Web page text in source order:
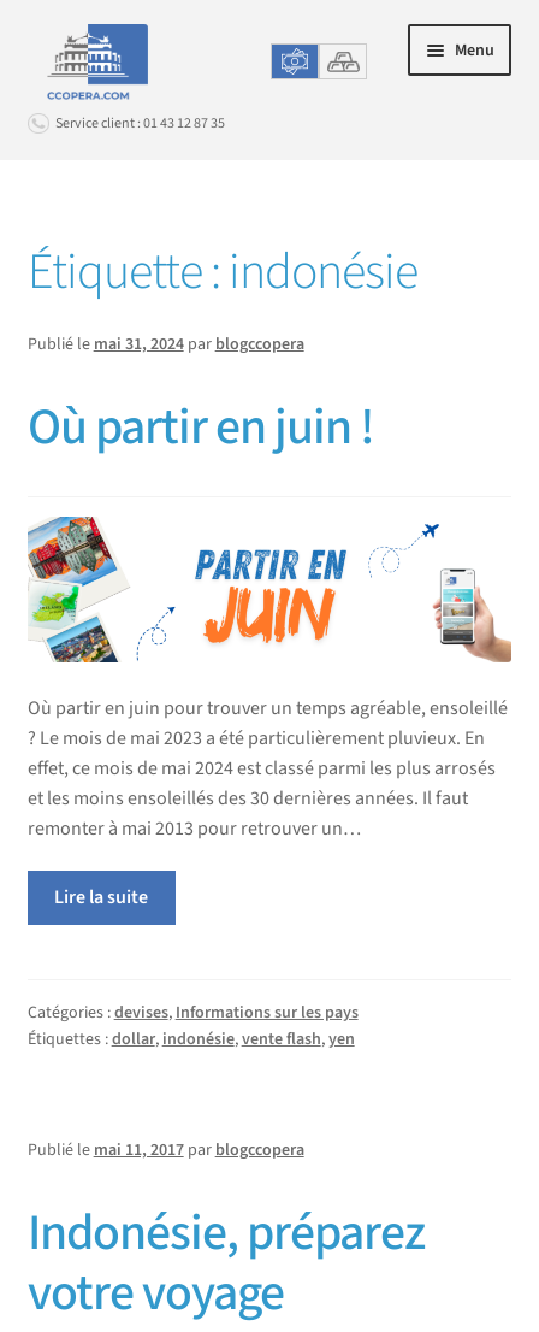
navigation
contenu
Service client : 01 43 12 87 35
Menu
ACHAT EN LIGNE
SERVICE CLIENT
Étiquette :indonésie
Publié lemai 31, 2024 parblogccopera
Où partir en juin !
Où partir en juin pour trouver un temps agréable, ensoleillé
? Le mois de mai 2023 a été particulièrement pluvieux. En
effet, ce mois de mai 2024 est classé parmi les plus arrosés
et les moins ensoleillés des 30 dernières années. Il faut
remonter à mai 2013 pour retrouver un…
Lire la suite
Catégories :devises,Informations sur les pays
Étiquettes :dollar,indonésie,vente flash,yen
Publié lemai 11, 2017 parblogccopera
Indonésie, préparez
votre voyage